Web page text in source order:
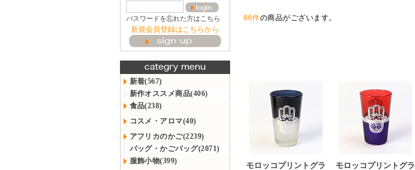
パスワードを忘れた方はこちら
新規会員登録はこちらから
新着(567)
新作オススメ商品(406)
食品(238)
コスメ・アロマ(40)
アフリカのかご(2239)
バッグ・かごバッグ(2071)
服飾小物(399)
66件の商品がございます。
モロッコプリントグラ
モロッコプリントグラ